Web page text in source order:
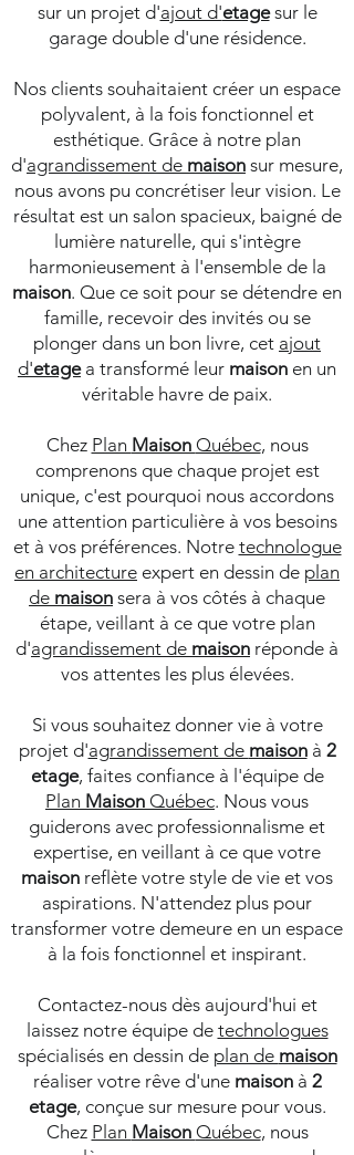
sur un projet d'ajout d'etagesur le
garage double d'une résidence.
Nos clients souhaitaient créer un espace
polyvalent, à la fois fonctionnel et
esthétique. Grâce à notre plan
d'agrandissement de maison sur mesure,
nous avons pu concrétiser leur vision. Le
résultat est un salon spacieux, baigné de
lumière naturelle, qui s'intègre
harmonieusement à l'ensemble de la
maison. Que ce soit pour se détendre en
famille, recevoir des invités ou se
plonger dans un bon livre, cet ajout
d'etagea transformé leur maison en un
véritable havre de paix.
Chez Plan Maison Québec, nous
comprenons que chaque projet est
unique, c'est pourquoi nous accordons
une attention particulière à vos besoins
et à vos préférences. Notre technologue
en architecture expert en dessin de plan
de maison sera à vos côtés à chaque
étape, veillant à ce que votre plan
d'agrandissement de maison réponde à
vos attentes les plus élevées.
Si vous souhaitez donner vie à votre
projet d'agrandissement de maison à 2
etage, faites confiance à l'équipe de
Plan Maison Québec. Nous vous
guiderons avec professionnalisme et
expertise, en veillant à ce que votre
maison reflète votre style de vie et vos
aspirations. N'attendez plus pour
transformer votre demeure en un espace
à la fois fonctionnel et inspirant.
Contactez-nous dès aujourd'hui et
laissez notre équipe de technologues
spécialisés en dessin de plan de maison
réaliser votre rêve d'une maison à 2
etage, conçue sur mesure pour vous.
Chez Plan Maison Québec, nous